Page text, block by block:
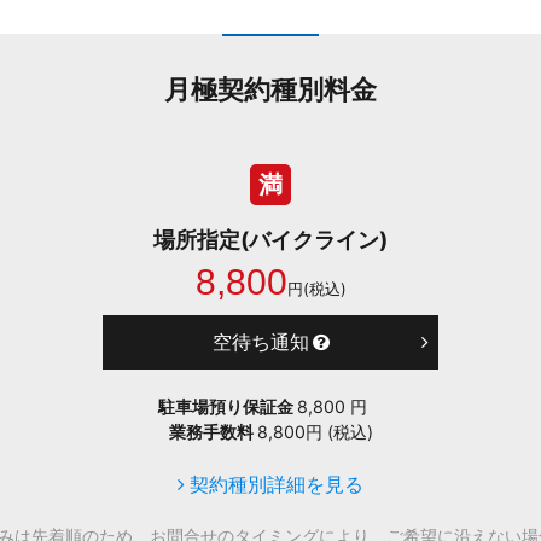
月極契約種別料金
満
場所指定(バイクライン)
8,800円(税込)
空待ち通知
駐車場預り保証金 8,800 円
業務手数料 8,800円 (税込)
契約種別詳細を見る
は先着順のため、お問合せのタイミングにより、ご希望に沿えない場